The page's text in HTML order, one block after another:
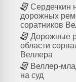
Сердечкин
дорожных
соратников
Дорожные
области
Веллера
Веллер-
на суд